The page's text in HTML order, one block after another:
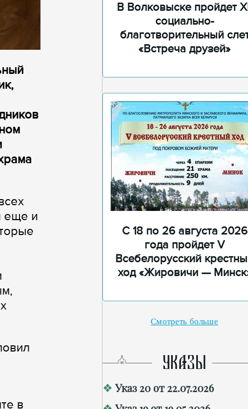
еще и
в
В Волковыске пройдет
социально-
благотворительный
«Встреча друзей»
С 18 по 26 августа 2026
года пройдет V
Всебелорусский
ход «Жировичи —
Смотреть больше
УКАЗЫ
Указ 20 от 22.07.2026